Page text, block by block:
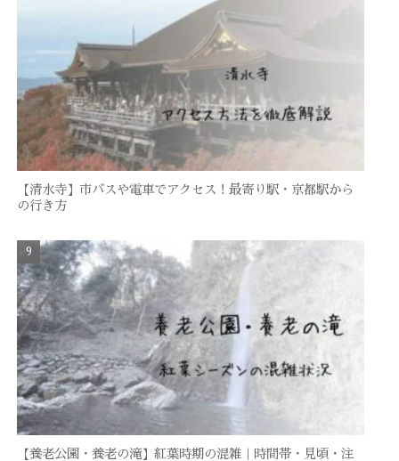
【清水寺】市バスや電車でアクセス！最寄り駅・京都駅から
の行き方
【養老公園・養老の滝】紅葉時期の混雑｜時間帯・見頃・注